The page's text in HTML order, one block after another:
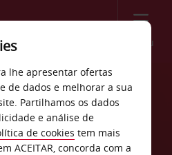
Menu
lhe apresentar ofertas
de dados e melhorar a sua
Partilhamos os dados
e análise de
de cookies tem mais
ACEITAR, concorda com a